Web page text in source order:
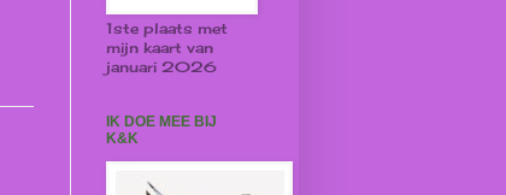
1ste plaats met
mijn kaart van
januari 2026
IK DOE MEE BIJ
K&K